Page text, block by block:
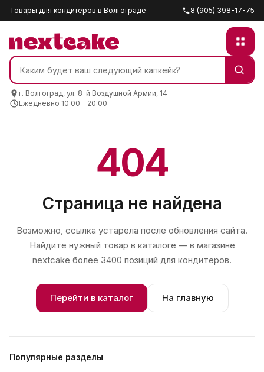
Товары для кондитеров в Волгограде 8 (905) 398-17-75
г. Волгоград, ул. 8-й Воздушной Армии, 14
Ежедневно 10:00 – 20:00
404
Страница не найдена
Возможно, ссылка устарела после обновления сайта.
Найдите нужный товар в каталоге — в магазине
nextcake более 3400 позиций для кондитеров.
Перейти в каталог На главную
Популярные разделы